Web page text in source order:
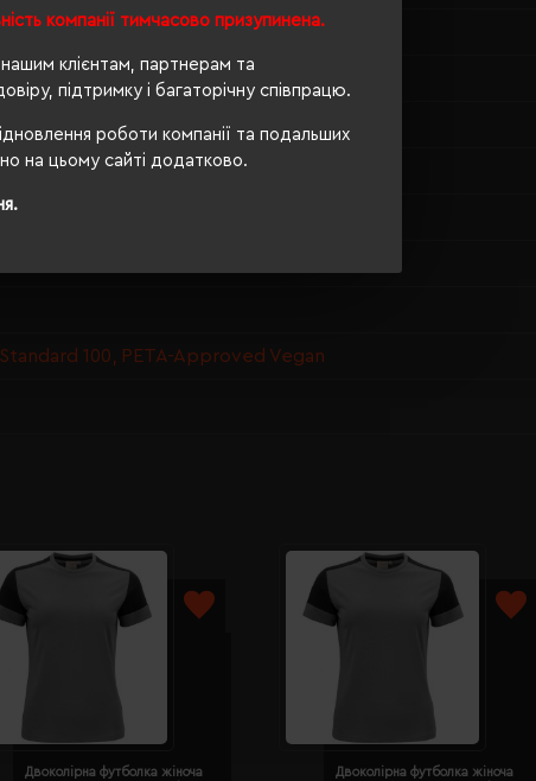
компанії тимчасово призупинена.
клієнтам, партнерам та
підтримку і багаторічну співпрацю.
роботи компанії та подальших
на цьому сайті додатково.
100, PETA-Approved Vegan
Двоколірна футболка жіноча
Двоколірна футболка жіноча